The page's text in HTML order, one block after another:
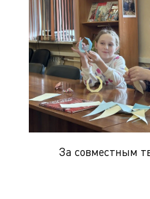
За совместным